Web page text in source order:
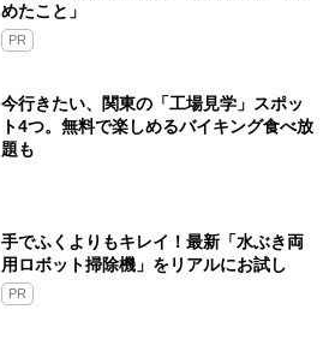
めたこと」
PR
今行きたい、関東の「工場見学」スポッ
ト4つ。無料で楽しめるバイキング食べ放
題も
手でふくよりもキレイ！最新「水ぶき両
用ロボット掃除機」をリアルにお試し
PR